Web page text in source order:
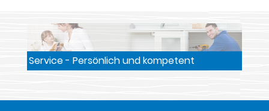
Service - Persönlich und kompetent